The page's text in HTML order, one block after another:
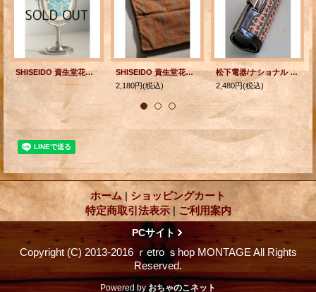
SHISEIDO 資生堂花椿会 ゴールドクラス記念品 スタンドミラー
SHISEIDO 資生堂花椿会 エメロードクラス記念品 ノベルティグッズ スーツハンガーケース
2,180円(税込)
松下電器/ナショナル "くらしの泉会"記念品 クラッチバック/ハンドバック/ ポーチ size: L20×H10×W8(cm)
2,480円(税込)
ホーム | ショッピングカート
特定商取引法表示 | ご利用案内
PCサイト
Copyright (C) 2013-2016 ｒetro ｓhop MONTAGE All Rights
Reserved.
Powered byおちゃのこネット